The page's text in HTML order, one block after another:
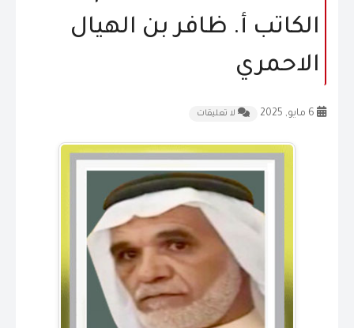
الكاتب أ. ظافر بن الهيال
الاحمري
لا تعليقات